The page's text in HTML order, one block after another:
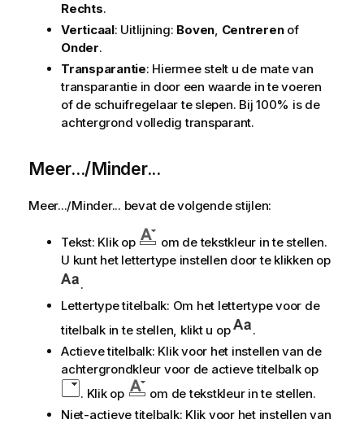
Rechts.
Verticaal: Uitlijning: Boven, Centrerenof
Onder.
Transparantie: Hiermee stelt u de mate van
transparantie in door een waarde in te voeren
of de schuifregelaar te slepen. Bij 100% is de
achtergrond volledig transparant.
Meer.../Minder...
Meer.../Minder... bevat de volgende stijlen:
Tekst: Klik op
om de tekstkleur in te stellen.
U kunt het lettertype instellen door te klikken op
.
Lettertype titelbalk: Om het lettertype voor de
titelbalk in te stellen, klikt u op
.
Actieve titelbalk: Klik voor het instellen van de
achtergrondkleur voor de actieve titelbalk op
. Klik op
om de tekstkleur in te stellen.
Niet-actieve titelbalk: Klik voor het instellen van